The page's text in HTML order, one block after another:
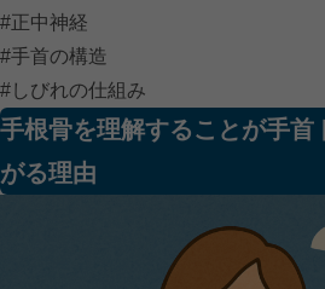
#正中神経
#手首の構造
#しびれの仕組み
手根骨を理解することが手首
がる理由